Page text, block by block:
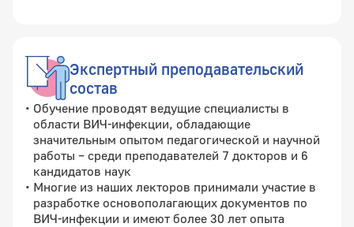
Экспертный преподавательский
состав
Обучение проводят ведущие специалисты в
области ВИЧ-инфекции, обладающие
значительным опытом педагогической и научной
работы – среди преподавателей 7 докторов и 6
кандидатов наук
Многие из наших лекторов принимали участие в
разработке основополагающих документов по
ВИЧ-инфекции и имеют более 30 лет опыта